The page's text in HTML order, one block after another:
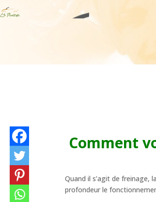
Comment
Quand il s’agit de freinage,
profondeur le